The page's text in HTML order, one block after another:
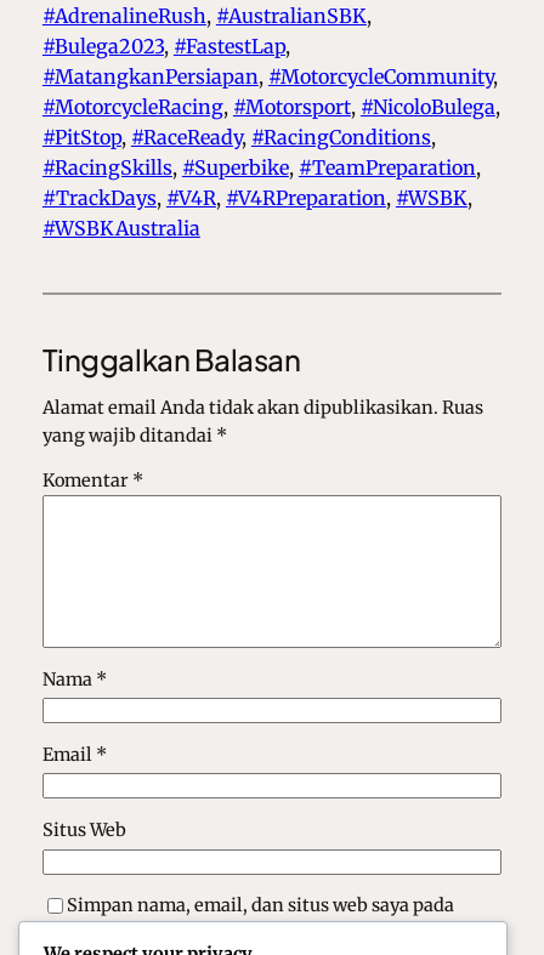
#AdrenalineRush, #AustralianSBK ,
#Bulega2023, #FastestLap ,
#MatangkanPersiapan, #MotorcycleCommunity ,
#MotorcycleRacing, #Motorsport, #NicoloBulega ,
#PitStop, #RaceReady, #RacingConditions ,
#RacingSkills, #Superbike, #TeamPreparation ,
#TrackDays, #V4R, #V4RPreparation, #WSBK ,
#WSBKAustralia
Tinggalkan Balasan
Alamat email Anda tidak akan dipublikasikan. Ruas
yang wajib ditandai *
Komentar *
Nama *
Email *
Situs Web
Simpan nama, email, dan situs web saya pada